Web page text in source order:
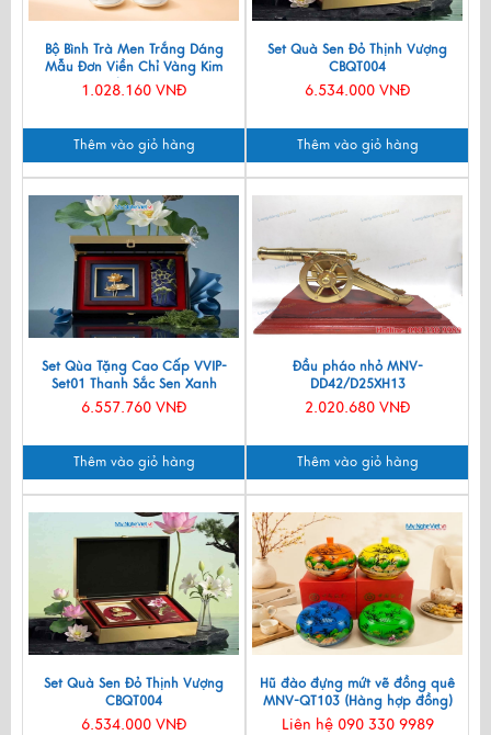
Bộ Bình Trà Men Trắng Dáng
Mẫu Đơn Viền Chỉ Vàng Kim
550ml BT001-7.2
1.028.160 VNĐ
Thêm vào giỏ hàng
Set Quà Sen Đỏ Thịnh Vượng
CBQT004
6.534.000 VNĐ
Thêm vào giỏ hàng
Set Qùa Tặng Cao Cấp VVIP-
Set01 Thanh Sắc Sen Xanh
6.557.760 VNĐ
Thêm vào giỏ hàng
Đầu pháo nhỏ MNV-
DD42/D25XH13
2.020.680 VNĐ
Thêm vào giỏ hàng
Set Quà Sen Đỏ Thịnh Vượng
CBQT004
6.534.000 VNĐ
Hũ đào đựng mứt vẽ đồng quê
MNV-QT103 (Hàng hợp đồng)
Liên hệ 090 330 9989